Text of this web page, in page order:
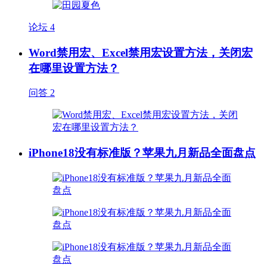
论坛 4
Word禁用宏、Excel禁用宏设置方法，关闭宏
在哪里设置方法？
问答 2
iPhone18没有标准版？苹果九月新品全面盘点